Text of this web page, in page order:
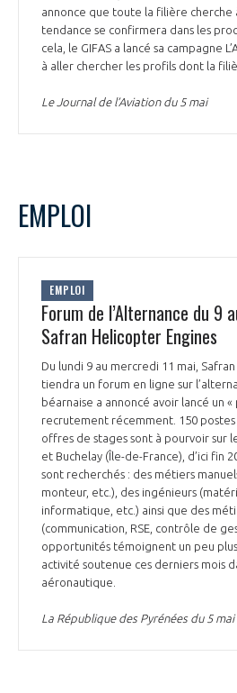
annonce que toute la filière
tendance se confirmera dans les
cela, le GIFAS a lancé sa campagne
à aller chercher les profils dont la
Le Journal de l’Aviation du 5 mai
EMPLOI
EMPLOI
Forum de l’Alternance du 9
Safran Helicopter Engines
Du lundi 9 au mercredi 11 mai,
tiendra un forum en ligne sur
béarnaise a annoncé avoir lancé un
recrutement récemment. 150
offres de stages sont à pourvoir sur
et Buchelay (Île-de-France), d’ici fin
sont recherchés : des métiers
monteur, etc.), des ingénieurs
informatique, etc.) ainsi que des
(communication, RSE, contrôle de
opportunités témoignent un peu
activité soutenue ces derniers mois
aéronautique.
La République des Pyrénées du 5 mai